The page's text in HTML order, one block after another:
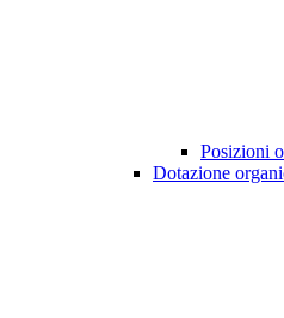
Posizioni
Dotazione